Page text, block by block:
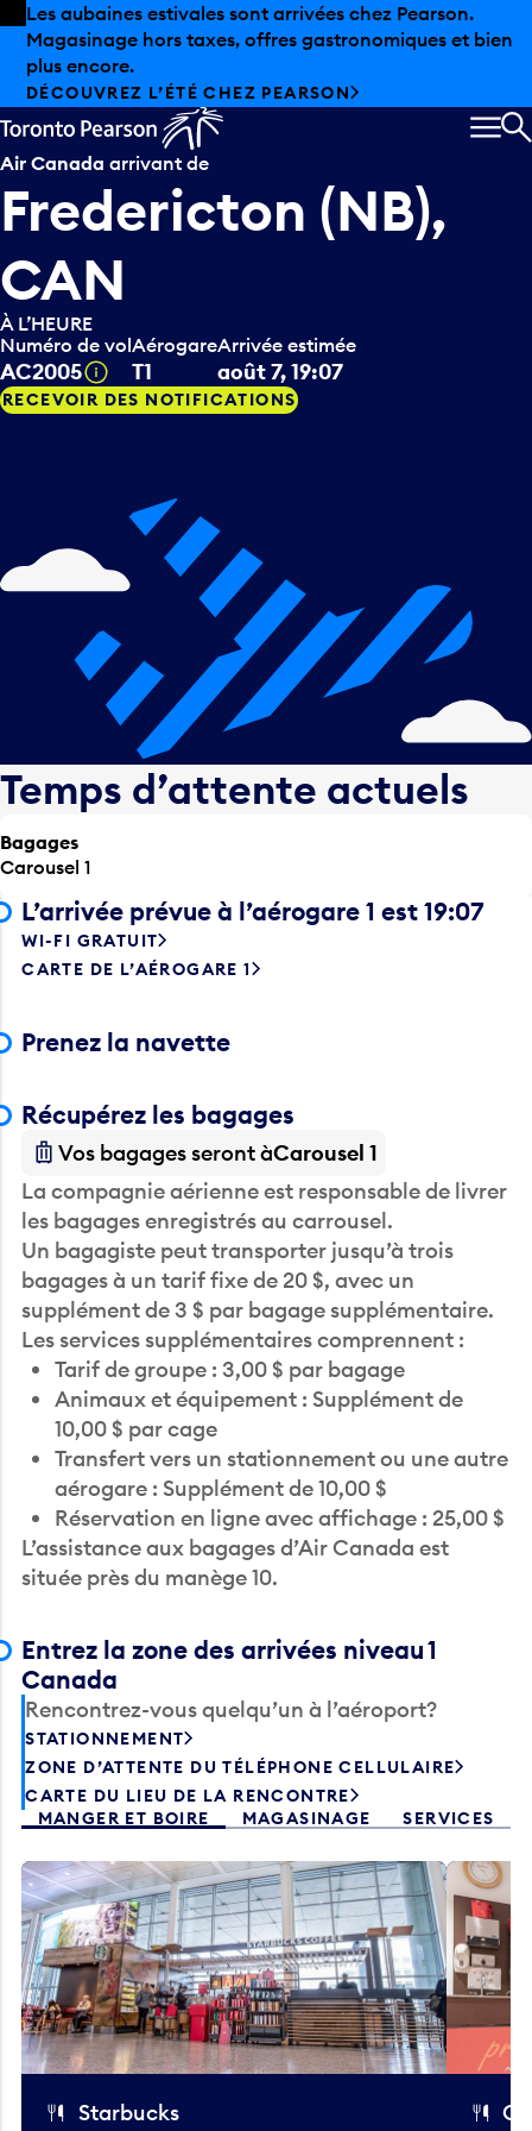
Skip to offers
Passer au contenu principal
Les aubaines estivales sont arrivées chez Pearson.
Magasinage hors taxes, offres gastronomiques et bien
plus encore.
DÉCOUVREZ L’ÉTÉ CHEZ PEARSON
Air Canada arrivant de
Fredericton (NB),
CAN
À L’HEURE
Numéro de vol
AC2005 Infobulle
Aérogare
T1
Arrivée estimée
août 7, 19:07
RECEVOIR DES NOTIFICATIONS
Temps d’attente actuels
Bagages
Carousel 1
L’arrivée prévue à l’aérogare 1 est 19:07
WI-FI GRATUIT
CARTE DE L’AÉROGARE 1
Prenez la navette
Récupérez les bagages
Vos bagages seront àCarousel 1
La compagnie aérienne est responsable de livrer
les bagages enregistrés au carrousel.
Un bagagiste peut transporter jusqu’à trois
bagages à un tarif fixe de 20 $, avec un
supplément de 3 $ par bagage supplémentaire.
Les services supplémentaires comprennent :
Tarif de groupe : 3,00 $ par bagage
Animaux et équipement : Supplément de
10,00 $ par cage
Transfert vers un stationnement ou une autre
aérogare : Supplément de 10,00 $
Réservation en ligne avec affichage : 25,00 $
L’assistance aux bagages d’Air Canada est
située près du manège 10.
Entrez la zone des arrivées niveau 1
Canada
Rencontrez-vous quelqu’un à l’aéroport?
STATIONNEMENT
ZONE D’ATTENTE DU TÉLÉPHONE CELLULAIRE
CARTE DU LIEU DE LA RENCONTRE
MANGER ET BOIRE
MAGASINAGE SERVICES
Starbucks